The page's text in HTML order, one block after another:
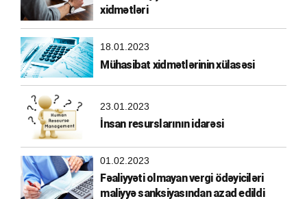
xidmətləri
18.01.2023
Mühasibat xidmətlərinin xülasəsi
23.01.2023
İnsan resurslarının idarəsi
01.02.2023
Fəaliyyəti olmayan vergi ödəyiciləri
maliyyə sanksiyasından azad edildi